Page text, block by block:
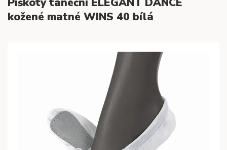
kožené matné WINS 40 bílá